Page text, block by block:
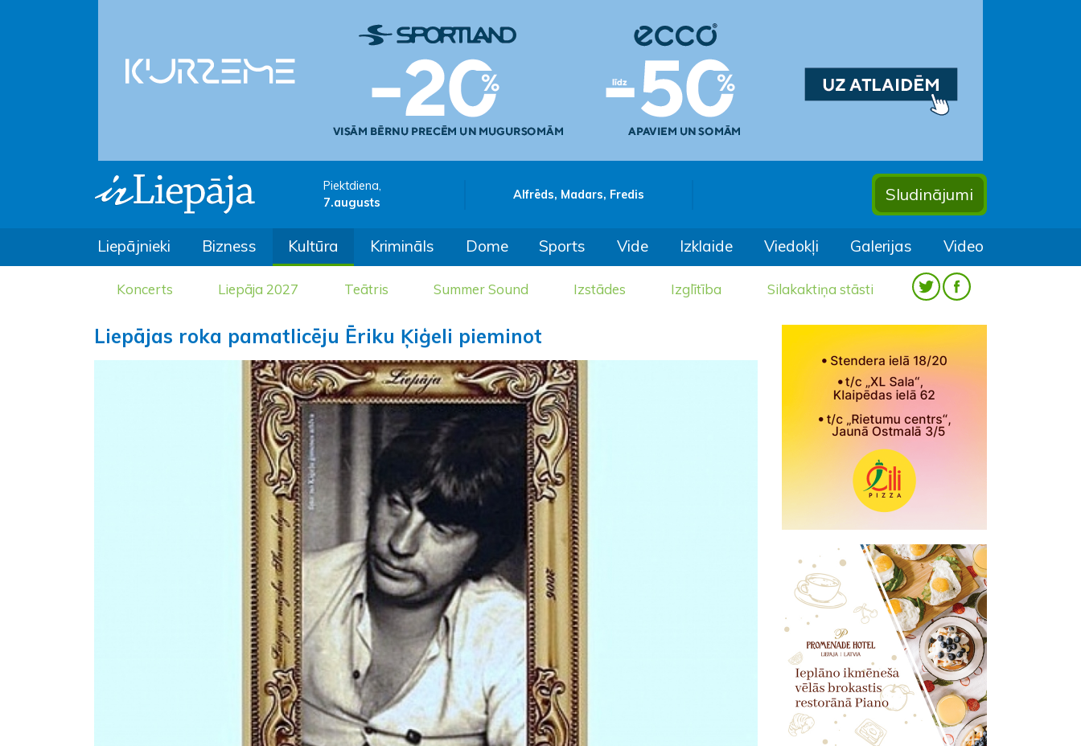
Piektdiena,
7.augusts
Alfrēds, Madars, Fredis Sludinājumi
Liepājnieki Bizness Kultūra Krimināls Dome Sports Vide Izklaide Viedokļi Galerijas Video
Koncerts Liepāja 2027 Teātris Summer Sound Izstādes Izglītība Silakaktiņa stāsti
Liepājas roka pamatlicēju Ēriku Ķiģeli pieminot